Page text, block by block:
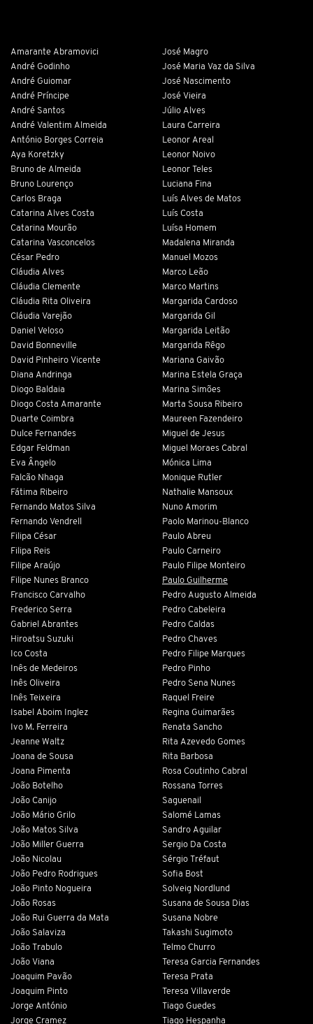
Amarante Abramovici
André Godinho
André Guiomar
André Príncipe
André Santos
André Valentim Almeida
António Borges Correia
Aya Koretzky
Bruno de Almeida
Bruno Lourenço
Carlos Braga
Catarina Alves Costa
Catarina Mourão
Catarina Vasconcelos
César Pedro
Cláudia Alves
Cláudia Clemente
Cláudia Rita Oliveira
Cláudia Varejão
Daniel Veloso
David Bonneville
David Pinheiro Vicente
Diana Andringa
Diogo Baldaia
Diogo Costa Amarante
Duarte Coimbra
Dulce Fernandes
Edgar Feldman
Eva Ângelo
Falcão Nhaga
Fátima Ribeiro
Fernando Matos Silva
Fernando Vendrell
Filipa César
Filipa Reis
Filipe Araújo
Filipe Nunes Branco
Francisco Carvalho
Frederico Serra
Gabriel Abrantes
Hiroatsu Suzuki
Ico Costa
Inês de Medeiros
Inês Oliveira
Inês Teixeira
Isabel Aboim Inglez
Ivo M. Ferreira
Jeanne Waltz
Joana de Sousa
Joana Pimenta
João Botelho
João Canijo
João Mário Grilo
João Matos Silva
João Miller Guerra
João Nicolau
João Pedro Rodrigues
João Pinto Nogueira
João Rosas
João Rui Guerra da Mata
João Salaviza
João Trabulo
João Viana
Joaquim Pavão
Joaquim Pinto
Jorge António
Jorge Cramez
José Magro
José Maria Vaz da Silva
José Nascimento
José Vieira
Júlio Alves
Laura Carreira
Leonor Areal
Leonor Noivo
Leonor Teles
Luciana Fina
Luís Alves de Matos
Luís Costa
Luísa Homem
Madalena Miranda
Manuel Mozos
Marco Leão
Marco Martins
Margarida Cardoso
Margarida Gil
Margarida Leitão
Margarida Rêgo
Mariana Gaivão
Marina Estela Graça
Marina Simões
Marta Sousa Ribeiro
Maureen Fazendeiro
Miguel de Jesus
Miguel Moraes Cabral
Mónica Lima
Monique Rutler
Nathalie Mansoux
Nuno Amorim
Paolo Marinou-Blanco
Paulo Abreu
Paulo Carneiro
Paulo Filipe Monteiro
Paulo Guilherme
Pedro Augusto Almeida
Pedro Cabeleira
Pedro Caldas
Pedro Chaves
Pedro Filipe Marques
Pedro Pinho
Pedro Sena Nunes
Raquel Freire
Regina Guimarães
Renata Sancho
Rita Azevedo Gomes
Rita Barbosa
Rosa Coutinho Cabral
Rossana Torres
Saguenail
Salomé Lamas
Sandro Aguilar
Sergio Da Costa
Sérgio Tréfaut
Sofia Bost
Solveig Nordlund
Susana de Sousa Dias
Susana Nobre
Takashi Sugimoto
Telmo Churro
Teresa Garcia Fernandes
Teresa Prata
Teresa Villaverde
Tiago Guedes
Tiago Hespanha